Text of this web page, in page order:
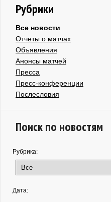
Рубрики
Все новости
Отчеты о матчах
Объявления
Анонсы матчей
Пресса
Пресс-конференции
Послесловия
Поиск по новостям
Рубрика:
Дата: